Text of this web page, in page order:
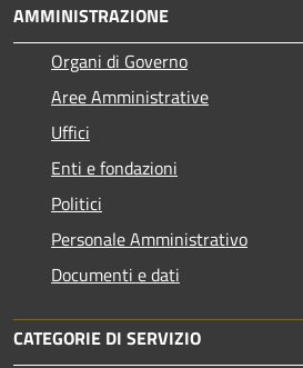
AMMINISTRAZIONE
Organi di Governo
Aree Amministrative
Uffici
Enti e fondazioni
Politici
Personale Amministrativo
Documenti e dati
CATEGORIE DI SERVIZIO